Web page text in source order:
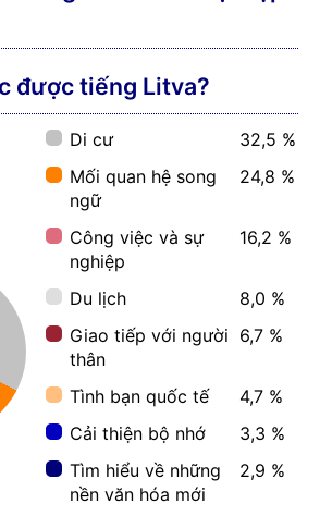
được tiếng Litva?
Di cư
32,5 %
Mối quan hệ song
ngữ
24,8 %
Công việc và sự
nghiệp
16,2 %
Du lịch
8,0 %
Giao tiếp với người
thân
6,7 %
Tình bạn quốc tế
4,7 %
Cải thiện bộ nhớ
3,3 %
Tìm hiểu về những
nền văn hóa mới
2,9 %